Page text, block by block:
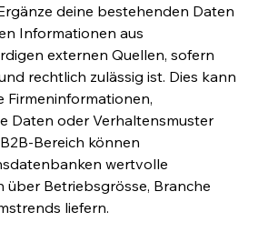
deine bestehenden Daten
Informationen aus
externen Quellen, sofern
rechtlich zulässig ist. Dies kann
Firmeninformationen,
Daten oder Verhaltensmuster
Bereich können
wertvolle
über Betriebsgrösse, Branche
liefern.